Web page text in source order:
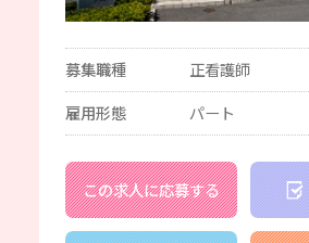
募集職種
正看護師
雇用形態
パート
この求人に応募する